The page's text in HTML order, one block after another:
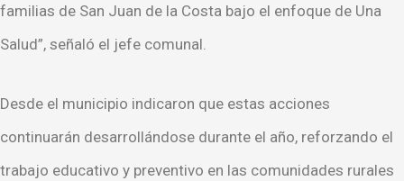
familias de San Juan de la Costa bajo el enfoque de Una
Salud”, señaló el jefe comunal.
Desde el municipio indicaron que estas acciones
continuarán desarrollándose durante el año, reforzando el
trabajo educativo y preventivo en las comunidades rurales